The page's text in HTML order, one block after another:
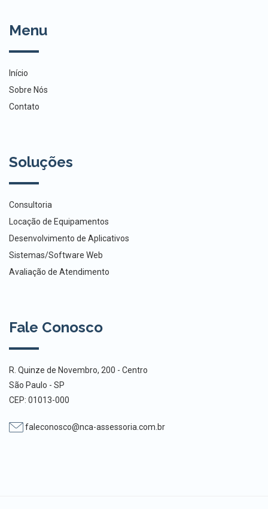
Menu
Início
Sobre Nós
Contato
Soluções
Consultoria
Locação de Equipamentos
Desenvolvimento de Aplicativos
Sistemas/Software Web
Avaliação de Atendimento
Fale Conosco
R. Quinze de Novembro, 200 - Centro
São Paulo - SP
CEP: 01013-000
faleconosco@nca-assessoria.com.br